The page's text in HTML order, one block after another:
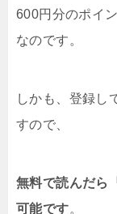
600円分のポイ
なのです。
しかも、登録し
すので、
無料で読んだら
可能です。